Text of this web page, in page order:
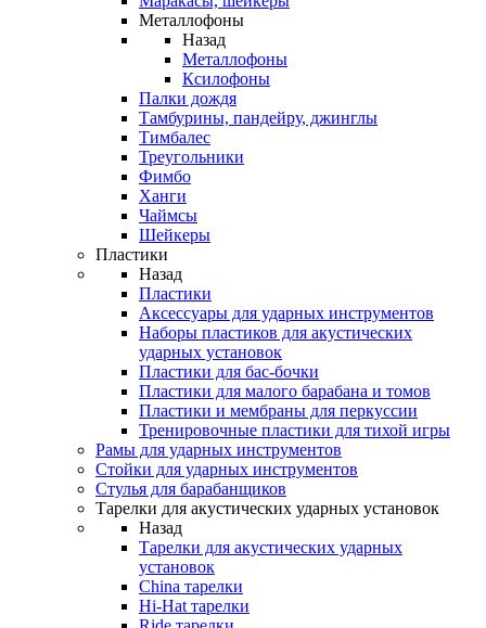
Металлофоны
Назад
Металлофоны
Ксилофоны
Палки дождя
Тамбурины, пандейру, джинглы
Тимбалес
Треугольники
Фимбо
Ханги
Чаймсы
Шейкеры
Пластики
Назад
Пластики
Аксессуары для ударных инструментов
Наборы пластиков для акустических
ударных установок
Пластики для бас-бочки
Пластики для малого барабана и томов
Пластики и мембраны для перкуссии
Тренировочные пластики для тихой игры
Рамы для ударных инструментов
Стойки для ударных инструментов
Стулья для барабанщиков
Тарелки для акустических ударных установок
Назад
Тарелки для акустических ударных
установок
China тарелки
Hi-Hat тарелки